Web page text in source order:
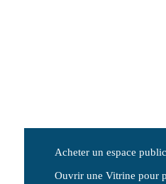
Acheter un espace
Ouvrir une Vitrine pour